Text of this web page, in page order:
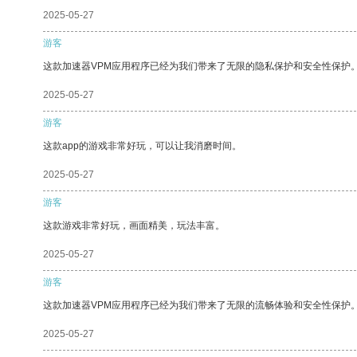
2025-05-27
游客
这款加速器VPM应用程序已经为我们带来了无限的隐私保护和安全性保护
2025-05-27
游客
这款app的游戏非常好玩，可以让我消磨时间。
2025-05-27
游客
这款游戏非常好玩，画面精美，玩法丰富。
2025-05-27
游客
这款加速器VPM应用程序已经为我们带来了无限的流畅体验和安全性保护
2025-05-27